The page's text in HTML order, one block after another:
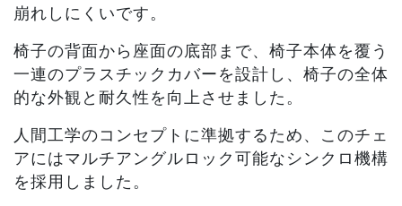
崩れしにくいです。
椅子の背面から座面の底部まで、椅子本体を覆う
一連のプラスチックカバーを設計し、椅子の全体
的な外観と耐久性を向上させました。
人間工学のコンセプトに準拠するため、このチェ
アにはマルチアングルロック可能なシンクロ機構
を採用しました。